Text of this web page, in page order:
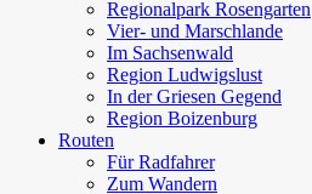
Regionalpark Rosengarten
Vier- und Marschlande
Im Sachsenwald
Region Ludwigslust
In der Griesen Gegend
Region Boizenburg
Routen
Für Radfahrer
Zum Wandern